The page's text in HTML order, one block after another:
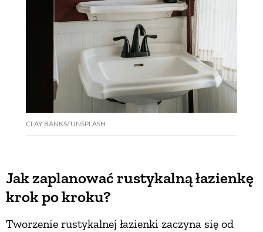
CLAY BANKS/ UNSPLASH
Jak zaplanować rustykalną łazienkę
krok po kroku?
Tworzenie rustykalnej łazienki zaczyna się od